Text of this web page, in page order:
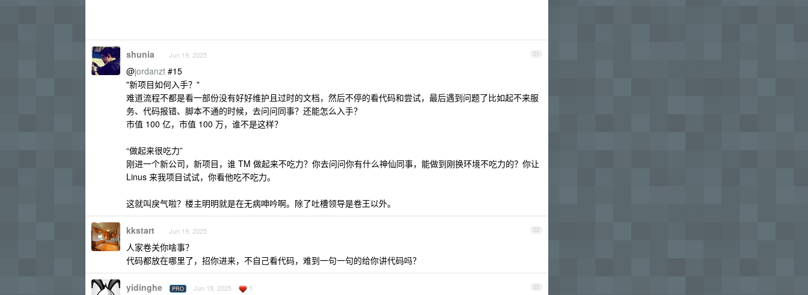
21
shunia Jun 19, 2025
@jordanzt #15
"新项目如何入手？"
难道流程不都是看一部份没有好好维护且过时的文档，然后不停的看代码和尝试，最后遇到问题了比如起不来服
务、代码报错、脚本不通的时候，去问问同事？还能怎么入手？
市值 100 亿，市值 100 万，谁不是这样？
“做起来很吃力”
刚进一个新公司，新项目，谁 TM 做起来不吃力？你去问问你有什么神仙同事，能做到刚换环境不吃力的？你让
Linus 来我项目试试，你看他吃不吃力。
这就叫戾气啦？楼主明明就是在无病呻吟啊。除了吐槽领导是卷王以外。
22
kkstart Jun 19, 2025
人家卷关你啥事？
代码都放在哪里了，招你进来，不自己看代码，难到一句一句的给你讲代码吗？
23
yidinghe PRO Jun 19, 2025 1